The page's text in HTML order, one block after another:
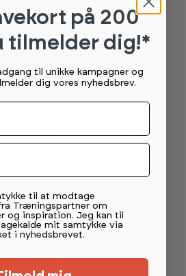
styrkeniveauer. Er du nybegynder
og eller kan man vælge
til hvilke øvelser man skal lave,
er godt egnet til
og underkroppen.
også bruges til forskellige
forstærkning på midten.
naturgummi
materialer
på 200
tilmelder dig!*
til unikke kampagner og
dig vores nyhedsbrev.
til at modtage
Træningspartner om
og inspiration. Jeg kan til
mit samtykke via
i nyhedsbrevet.